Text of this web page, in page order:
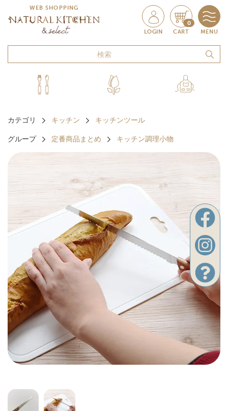
WEB SHOPPING
LOGIN
0
CART MENU
カテゴリ キッチン キッチンツール
グループ 定番商品まとめ キッチン調理小物